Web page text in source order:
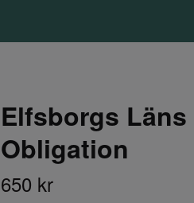
Elfsborgs Läns
Obligation
650 kr